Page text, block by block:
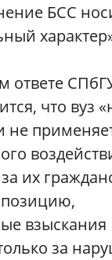
БСС
ответе
что вуз
не
их
взыскания
за